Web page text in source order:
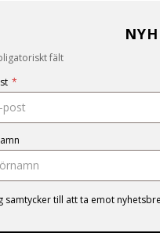
fält
*
samtycker till att ta emot